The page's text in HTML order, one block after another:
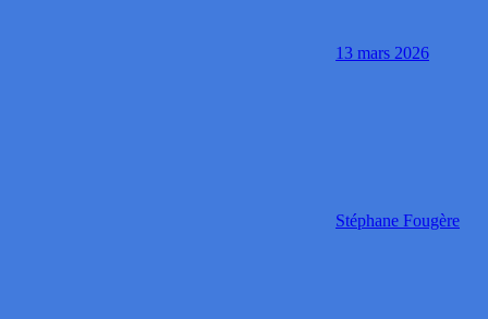
13 mars 2026
Stéphane Fougère